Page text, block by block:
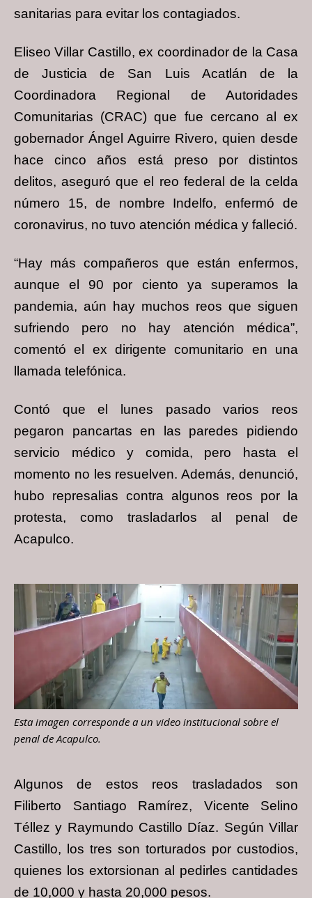
sanitarias para evitar los contagiados.
Eliseo Villar Castillo, ex coordinador de la Casa
de Justicia de San Luis Acatlán de la
Coordinadora Regional de Autoridades
Comunitarias (CRAC) que fue cercano al ex
gobernador Ángel Aguirre Rivero, quien desde
hace cinco años está preso por distintos
delitos, aseguró que el reo federal de la celda
número 15, de nombre Indelfo, enfermó de
coronavirus, no tuvo atención médica y falleció.
“Hay más compañeros que están enfermos,
aunque el 90 por ciento ya superamos la
pandemia, aún hay muchos reos que siguen
sufriendo pero no hay atención médica”,
comentó el ex dirigente comunitario en una
llamada telefónica.
Contó que el lunes pasado varios reos
pegaron pancartas en las paredes pidiendo
servicio médico y comida, pero hasta el
momento no les resuelven. Además, denunció,
hubo represalias contra algunos reos por la
protesta, como trasladarlos al penal de
Acapulco.
Esta imagen corresponde a un video institucional sobre el
penal de Acapulco.
Algunos de estos reos trasladados son
Filiberto Santiago Ramírez, Vicente Selino
Téllez y Raymundo Castillo Díaz. Según Villar
Castillo, los tres son torturados por custodios,
quienes los extorsionan al pedirles cantidades
de 10,000 y hasta 20,000 pesos.